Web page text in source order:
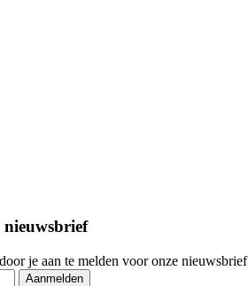
nieuwsbrief
je aan te melden voor onze nieuwsbrief
Aanmelden